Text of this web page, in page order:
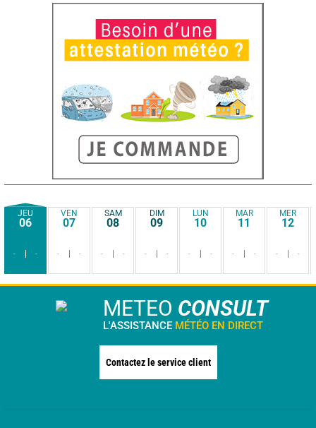
JEU
06
- -
VEN
07
- -
SAM
08
- -
DIM
09
- -
LUN
10
- -
MAR
11
- -
MER
12
- -
METEO CONSULT
L'ASSISTANCE MÉTÉO EN DIRECT
Contactez le service client